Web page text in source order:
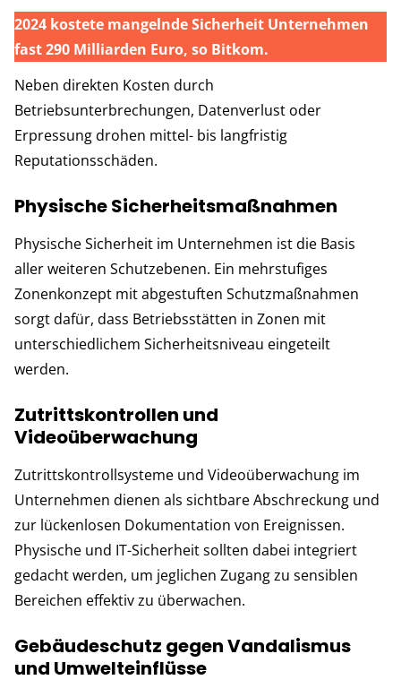
2024 kostete mangelnde Sicherheit Unternehmen
fast 290 Milliarden Euro, so Bitkom.
Neben direkten Kosten durch
Betriebsunterbrechungen, Datenverlust oder
Erpressung drohen mittel- bis langfristig
Reputationsschäden.
Physische Sicherheitsmaßnahmen
Physische Sicherheit im Unternehmen ist die Basis
aller weiteren Schutzebenen. Ein mehrstufiges
Zonenkonzept mit abgestuften Schutzmaßnahmen
sorgt dafür, dass Betriebsstätten in Zonen mit
unterschiedlichem Sicherheitsniveau eingeteilt
werden.
Zutrittskontrollen und
Videoüberwachung
Zutrittskontrollsysteme und Videoüberwachung im
Unternehmen dienen als sichtbare Abschreckung und
zur lückenlosen Dokumentation von Ereignissen.
Physische und IT-Sicherheit sollten dabei integriert
gedacht werden, um jeglichen Zugang zu sensiblen
Bereichen effektiv zu überwachen.
Gebäudeschutz gegen Vandalismus
und Umwelteinflüsse